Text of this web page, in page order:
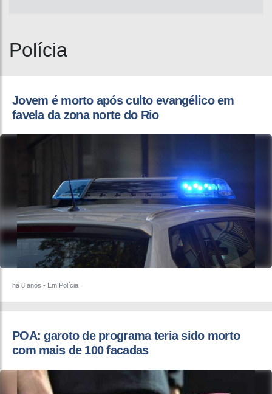
Polícia
Jovem é morto após culto evangélico em
favela da zona norte do Rio
há 8 anos - Em Polícia
POA: garoto de programa teria sido morto
com mais de 100 facadas